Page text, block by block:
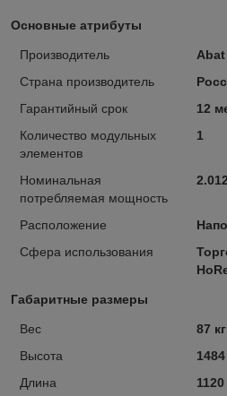
Основные атрибуты
Производитель
Abat
Страна производитель
Гарантийный срок
12
Количество модульных
элементов
1
Номинальная
потребляемая мощность
Расположение
Сфера использования
Габаритные размеры
Вес
87 кг
Высота
Длина